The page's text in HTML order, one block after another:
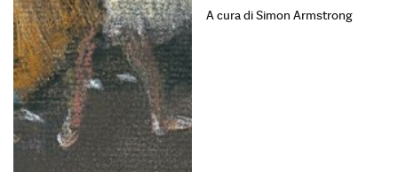
A cura di Simon Armstrong